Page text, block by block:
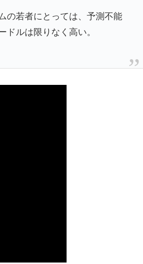
の若者にとっては、予測不能
ルは限りなく高い。